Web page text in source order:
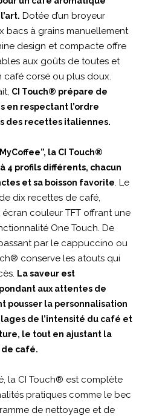
Dotée d’un broyeur
bacs à grains manuellement
design et compacte offre
aux goûts de toutes et
café corsé ou plus doux.
CI Touch® prépare de
en respectant l’ordre
des recettes italiennes.
la CI Touch®
4 profils différents, chacun
et sa boisson favorite. Le
dix recettes de café,
couleur TFT offrant une
One Touch. De
par le cappuccino ou
conserve les atouts qui
La saveur est
aux attentes de
pousser la personnalisation
de l’intensité du café et
le tout en ajustant la
café.
la CI Touch® est complète
pratiques comme le bec
de nettoyage et de